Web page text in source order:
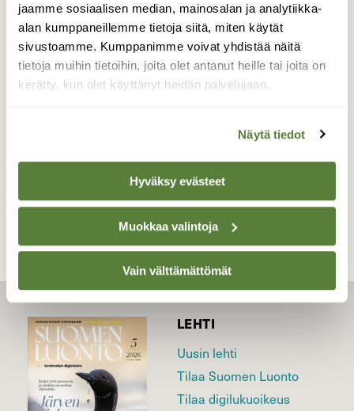
jaamme sosiaalisen median, mainosalan ja analytiikka-
alan kumppaneillemme tietoja siitä, miten käytät
sivustoamme. Kumppanimme voivat yhdistää näitä
tietoja muihin tietoihin, joita olet antanut heille tai joita on
kerätty, kun olet käyttänyt heidän palvelujaan.
Näytä tiedot
Hyväksy evästeet
Muokkaa valintoja
Vain välttämättömät
Lemmikki
Lemmikkiä kostealla niityllä.
Valokuvaaja: Tarja Naukkarinen, Savitaipale
TAKAISIN LISTAAN
LEHTI
Uusin lehti
Tilaa Suomen Luonto
Tilaa digilukuoikeus